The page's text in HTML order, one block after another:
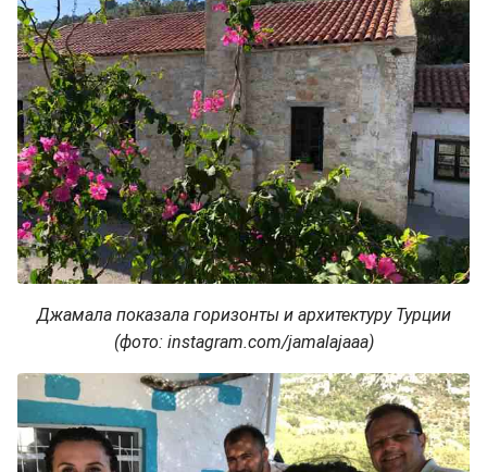
Джамала показала горизонты и архитектуру Турции
(фото: instagram.com/jamalajaaa)